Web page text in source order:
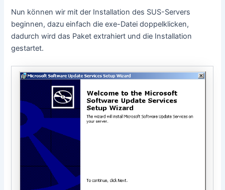
Nun können wir mit der Installation des SUS-Servers
beginnen, dazu einfach die exe-Datei doppelklicken,
dadurch wird das Paket extrahiert und die Installation
gestartet.